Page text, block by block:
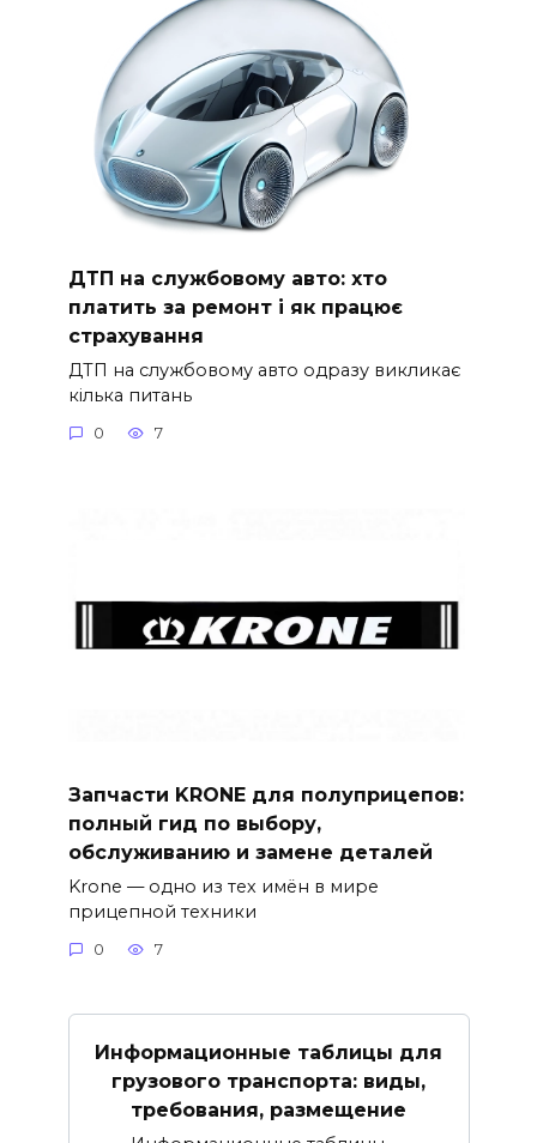
ДТП на службовому авто: хто
платить за ремонт і як працює
страхування
ДТП на службовому авто одразу викликає
кілька питань
0 7
Запчасти KRONE для полуприцепов:
полный гид по выбору,
обслуживанию и замене деталей
Krone — одно из тех имён в мире
прицепной техники
0 7
Информационные таблицы для
грузового транспорта: виды,
требования, размещение